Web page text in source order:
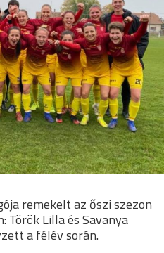
remekelt az őszi szezon
Török Lilla és Savanya
a félév során.